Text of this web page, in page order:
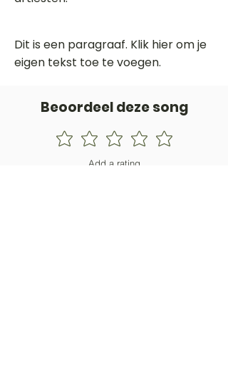
Dit is een paragraaf. Klik hier om je
eigen tekst toe te voegen.
Beoordeel deze song
Add a rating